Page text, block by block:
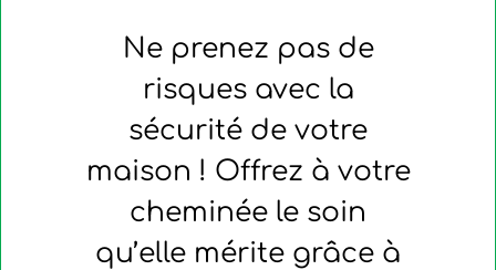
Ne prenez pas de
risques avec la
sécurité de votre
maison ! Offrez à votre
cheminée le soin
qu’elle mérite grâce à